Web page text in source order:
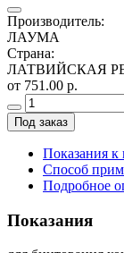
Производитель:
ЛАУМА
Страна:
ЛАТВИЙСКАЯ
от 751.00 р.
Под заказ
Показания
Способ
Подробное
Показания